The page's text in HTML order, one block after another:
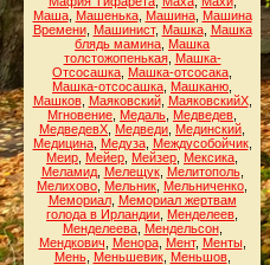
Маша, Машенька, Машина, Машина
Времени, Машинист, Машка, Машка
блядь мамина Машка
толстожопенькая, Машка-
Отсосашка Машка-отсосака
Машка-отсосашка Машканю
Машков, Маяковский, МаяковскийХ,
Мгновение Медаль Медведев
МедведевХ Медведи Мединский
Медицина, Медуза, Междусобойчик,
Меир Мейер Мейзер Мексика
Меламид, Мелещук, Мелитополь,
Мелихово Мельник Мельниченко
Мемориал, Мемориал жертвам
голода в Ирландии Менделеев
Менделеева, Мендельсон,
Мендкович
Менора, Мент, Менты,
Мень, Меньшевик, Меньшов,